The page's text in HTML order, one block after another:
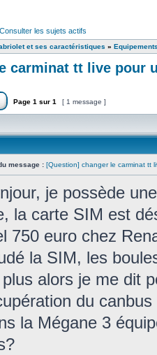
Consulter les sujets actifs
et ses caractéristiques »
carminat tt live pour
Page 1 sur 1 [ 1 message ]
message : [Question] changer le carminat tt
je possède
la carte SIM est
750 euro chez
la SIM, les
alors je me dit
du
la Mégane 3